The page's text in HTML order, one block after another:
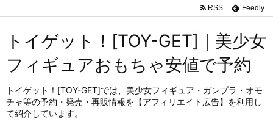
トイゲット！[TOY-GET]｜美少女
フィギュアおもちゃ安値で予約
トイゲット！[TOY-GET]では、美少女フィギュア・ガンプラ・オモ
チャ等の予約・発売・再販情報を【アフィリエイト広告】を利用し
て紹介しています。
RSS Feedly